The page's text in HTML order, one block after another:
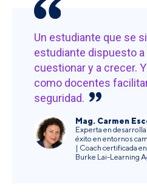
Un estudiante que se
estudiante dispuesto a
cuestionar y a crecer.
como docentes
seguridad.
Mag. Carmen
Experta en
éxito en entornos
| Coach certificada
Burke Lai-Learning